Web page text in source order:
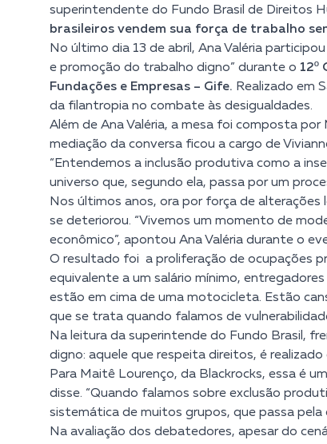
superintendente do Fundo Brasil de Direitos
brasileiros vendem sua força de trabalho
No último dia 13 de abril, Ana Valéria
e promoção do trabalho digno” durante o 12º
Fundações e Empresas – Gife. Realizado em
da filantropia no combate às desigualdades.
Além de Ana Valéria, a mesa foi composta por
mediação da conversa ficou a cargo de
“Entendemos a inclusão produtiva como a
universo que, segundo ela, passa por um
Nos últimos anos, ora por força de alterações
se deteriorou. “Vivemos um momento de
econômico”, apontou Ana Valéria durante o
O resultado foi a proliferação de ocupações
equivalente a um salário mínimo,
estão em cima de uma motocicleta. Estão
que se trata quando falamos de
Na leitura da superintende do Fundo Brasil,
digno: aquele que respeita direitos, é
Para Maitê Lourenço, da Blackrocks, essa é
disse. “Quando falamos sobre exclusão
sistemática de muitos grupos, que passa
Na avaliação dos debatedores, apesar do